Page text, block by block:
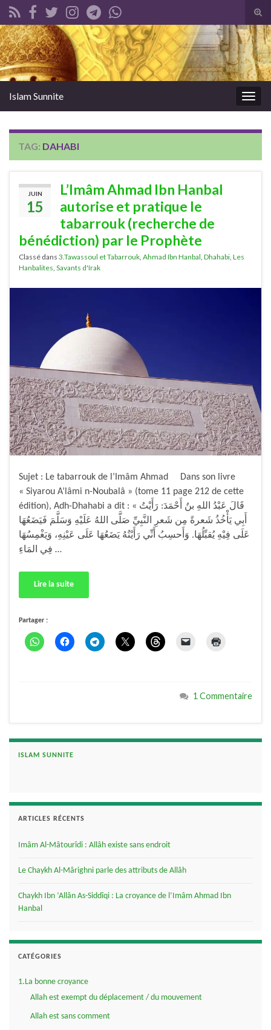
Search for:
Islam Sunnite
TAG: DAHABI
JUIN
15
L’Imâm Ahmad Ibn Hanbal
autorise et pratique le
tabarrouk (recherche de
bénédiction) par le Prophète
Classé dans 3.Tawassoul et Tabarrouk Ahmad Ibn Hanbal Dhahabi Les
Hanbalites Savants d'Irak
Sujet : Le tabarrouk de l’Imâm Ahmad Dans son livre
« Siyarou A’lâmi n-Noubalâ » (tome 11 page 212 de cette
édition), Adh-Dhahabi a dit : « قَالَ عَبْدُ اللهِ بنُ أَحْمَدَ: رَأَيْتُ
أَبِي يَأْخُذُ شَعرةً مِن شَعرِ النَّبِيِّ صَلَّى اللهُ عَلَيْهِ وَسَلَّمَ فَيَضَعُهَا
عَلَى فِيْهِ يُقبِّلُهَا. وَأَحسِبُ أَنِّي رَأَيْتُهُ يَضَعُهَا عَلَى عَيْنِهِ، وَيَغْمِسُهَا
فِي المَاءِ …
Lire la suite
Partager :
1 Commentaire
ISLAM SUNNITE
ARTICLES RÉCENTS
Imâm Al-Mâtourîdi : Allâh existe sans endroit
Le Chaykh Al-Mârighni parle des attributs de Allâh
Chaykh Ibn ‘Allân As-Siddîqi : La croyance de l’Imâm Ahmad Ibn
Hanbal
CATÉGORIES
1.La bonne croyance
Allah est exempt du déplacement / du mouvement
Allah est sans comment